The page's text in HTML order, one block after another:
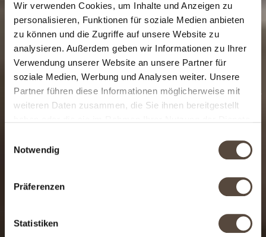
Wir verwenden Cookies, um Inhalte und Anzeigen zu
personalisieren, Funktionen für soziale Medien anbieten
zu können und die Zugriffe auf unsere Website zu
analysieren. Außerdem geben wir Informationen zu Ihrer
Verwendung unserer Website an unsere Partner für
soziale Medien, Werbung und Analysen weiter. Unsere
Partner führen diese Informationen möglicherweise mit
weiteren Daten zusammen, die Sie ihnen bereitgestellt
Notwendig
Präferenzen
Statistiken
Mein Wohlfühlort am Rhein